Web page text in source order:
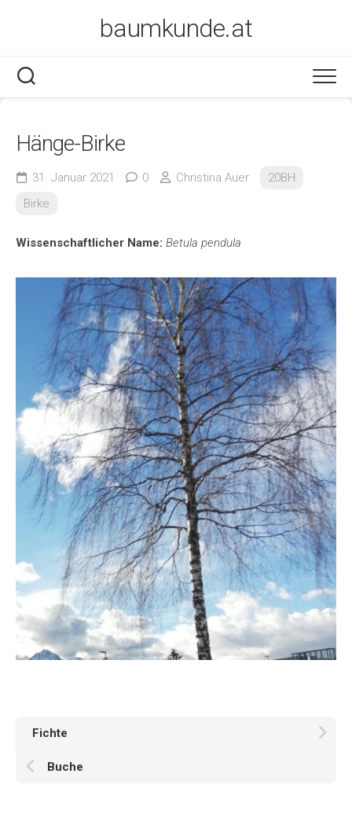
baumkunde.at
Hänge-Birke
31. Januar 2021 0 Christina Auer
20BH
Birke
Wissenschaftlicher Name: Betula pendula
Fichte
Buche